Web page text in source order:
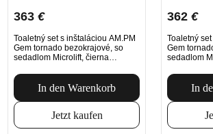
363 €
Toaletný set s inštaláciou AM.PM
Gem tornado bezokrajové, so
sedadlom Microlift, čierna
splachovanie
In den Warenkorb
Jetzt kaufen
362 €
Toaletný
Gem
sedadlom
In